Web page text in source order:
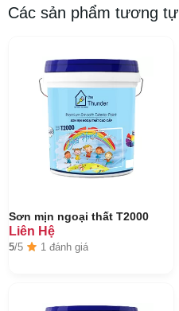
Các sản phẩm tương tự
Sơn mịn ngoại thất T2000
Liên Hệ
5/5 1 đánh giá